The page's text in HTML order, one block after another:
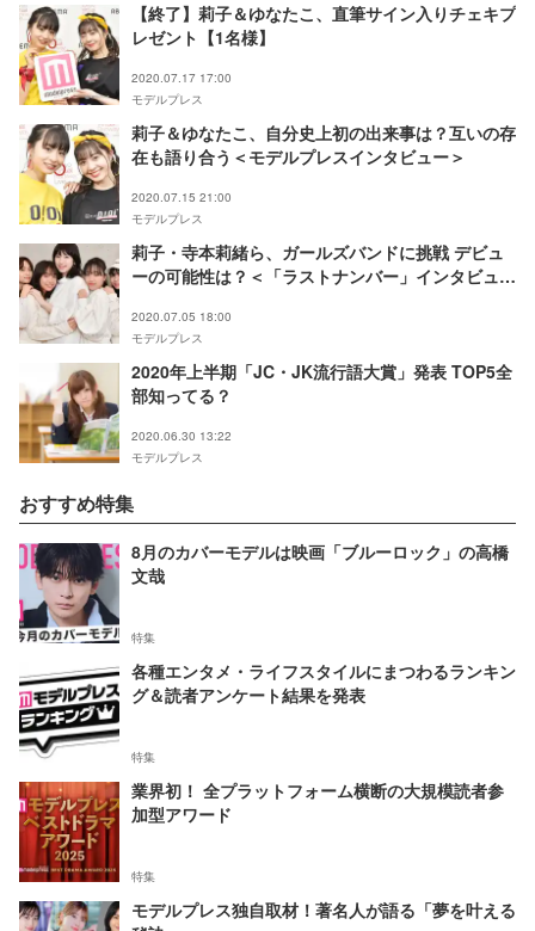
【終了】莉子＆ゆなたこ、直筆サイン入りチェキプ
レゼント【1名様】
2020.07.17 17:00
モデルプレス
莉子＆ゆなたこ、自分史上初の出来事は？互いの存
在も語り合う＜モデルプレスインタビュー＞
2020.07.15 21:00
モデルプレス
莉子・寺本莉緒ら、ガールズバンドに挑戦 デビュ
ーの可能性は？＜「ラストナンバー」インタビュー
2020.07.05 18:00
モデルプレス
2020年上半期「JC・JK流行語大賞」発表 TOP5全
部知ってる？
2020.06.30 13:22
モデルプレス
おすすめ特集
8月のカバーモデルは映画「ブルーロック」の高橋
文哉
特集
各種エンタメ・ライフスタイルにまつわるランキン
グ＆読者アンケート結果を発表
特集
業界初！ 全プラットフォーム横断の大規模読者参
加型アワード
特集
モデルプレス独自取材！著名人が語る「夢を叶える